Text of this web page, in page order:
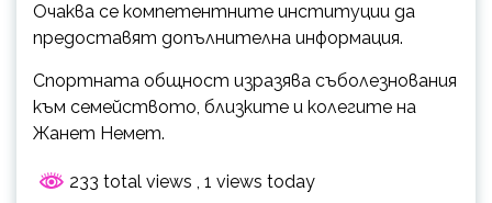
Очаква се компетентните институции да
предоставят допълнителна информация.
Спортната общност изразява съболезнования
към семейството, близките и колегите на
Жанет Немет.
233 total views , 1 views today